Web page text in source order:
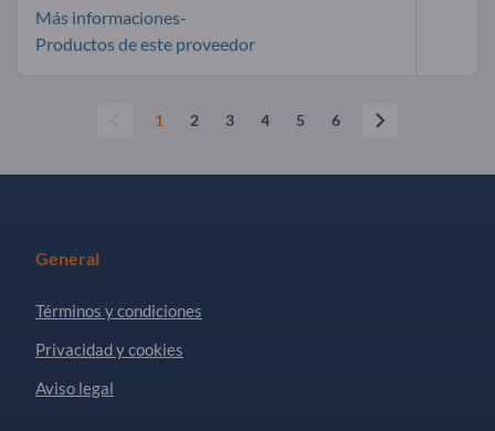
Más informaciones-
Productos de este proveedor
1 2 3 4 5 6
General
Términos y condiciones
Privacidad y cookies
Aviso legal